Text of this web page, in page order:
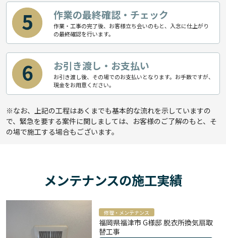
作業の最終確認・チェック
作業・工事の完了後、お客様立ち会いのもと、入念に仕上がり
の最終確認を行います。
お引き渡し・お支払い
お引き渡し後、その場でのお支払いとなります。お手数ですが、
現金をお用意ください。
※なお、上記の工程はあくまでも基本的な流れを示していますの
で、緊急を要する案件に関しましては、お客様のご了解のもと、そ
の場で施工する場合もございます。
メンテナンスの施工実績
修理・メンテナンス
福岡県福津市 G様邸 脱衣所換気扇取
替工事